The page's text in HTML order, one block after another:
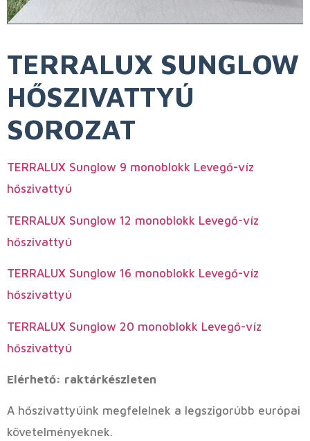
TERRALUX SUNGLOW
HŐSZIVATTYÚ
SOROZAT
TERRALUX Sunglow 9 monoblokk Levegő-víz
hőszivattyú
TERRALUX Sunglow 12 monoblokk Levegő-víz
hőszivattyú
TERRALUX Sunglow 16 monoblokk Levegő-víz
hőszivattyú
TERRALUX Sunglow 20 monoblokk Levegő-víz
hőszivattyú
Elérhető: raktárkészleten
A hőszivattyúink megfelelnek a legszigorúbb európai
követelményeknek.